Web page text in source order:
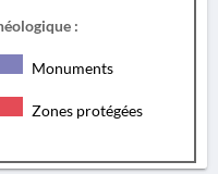
:
Monuments
Zones protégées